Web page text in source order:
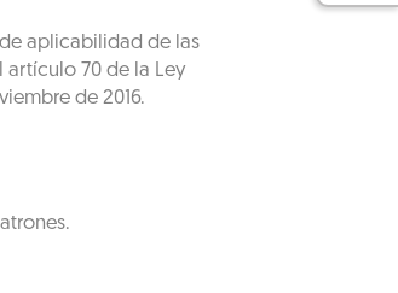
aplicabilidad de las
70 de la Ley
de 2016.